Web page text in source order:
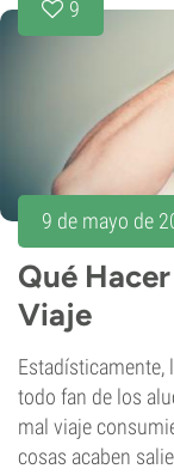
9
9 de mayo de
Qué
Viaje
Estadísticamente,
todo fan de los
mal viaje
cosas acaben